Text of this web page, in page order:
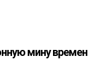
мину времен